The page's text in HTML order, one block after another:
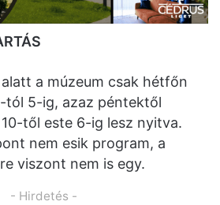
a múzeum csak hétfőn
tól 5-ig, azaz péntektől
től este 6-ig lesz nyitva.
nem esik program, a
viszont nem is egy.
- Hirdetés -